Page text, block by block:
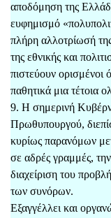
αποδόμηση της
ευφημισμό
πλήρη αλλοτρίωσή
της εθνικής και
πιστεύουν ορισμένοι
παθητικά μια τέτοια
9. Η σημερινή
Πρωθυπουργού,
κυρίως παρανόμων
σε αδρές γραμμές,
διαχείριση του
των συνόρων.
Εξαγγέλλει και